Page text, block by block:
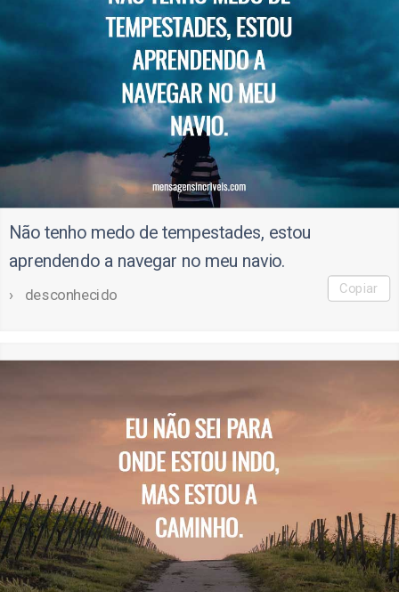
Não tenho medo de tempestades, estou
aprendendo a navegar no meu navio.
desconhecido Copiar